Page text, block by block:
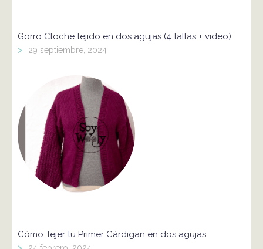
Gorro Cloche tejido en dos agujas (4 tallas + video)
> 29 septiembre, 2024
Cómo Tejer tu Primer Cárdigan en dos agujas